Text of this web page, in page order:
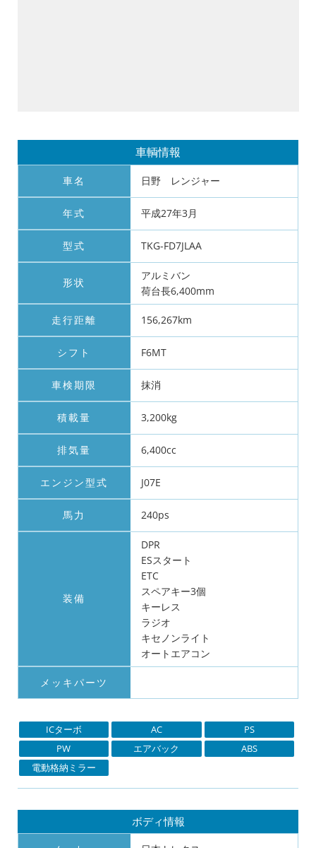
車輌情報
車名 日野 レンジャー
年式 平成27年3月
型式 TKG-FD7JLAA
形状
アルミバン
荷台長6,400mm
走行距離 156,267km
シフト F6MT
車検期限 抹消
積載量 3,200kg
排気量 6,400cc
エンジン型式 J07E
馬力 240ps
装備
DPR
ESスタート
ETC
スペアキー3個
キーレス
ラジオ
キセノンライト
オートエアコン
メッキパーツ
ICターボ AC
PS
PW
エアバック
ABS
電動格納ミラー
ボディ情報